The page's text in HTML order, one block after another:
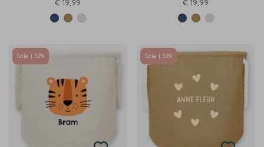
€ 19,99 € 19,99
Sale | 33% Sale | 33%